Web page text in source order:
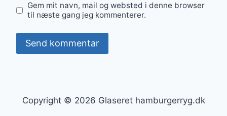
Gem mit navn, mail og websted i denne browser
til næste gang jeg kommenterer.
Copyright © 2026 Glaseret hamburgerryg.dk